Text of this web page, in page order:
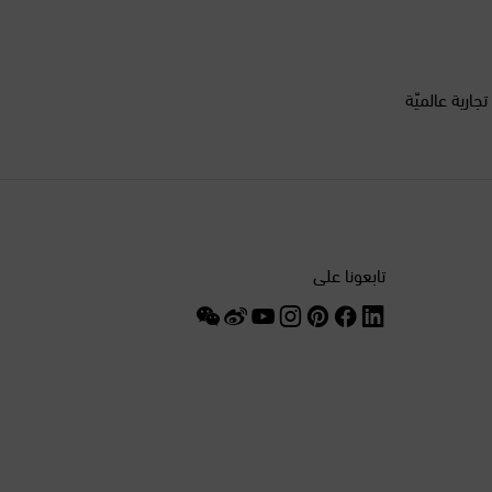
من 200 علامة تجارية عالميّة
تابعونا على